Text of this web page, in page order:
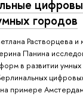
городов
Растворцева и
Панина
в развитии
примере